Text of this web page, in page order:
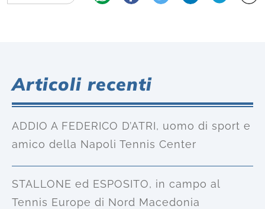
Articoli recenti
ADDIO A FEDERICO D’ATRI, uomo di sport e
amico della Napoli Tennis Center
STALLONE ed ESPOSITO, in campo al
Tennis Europe di Nord Macedonia